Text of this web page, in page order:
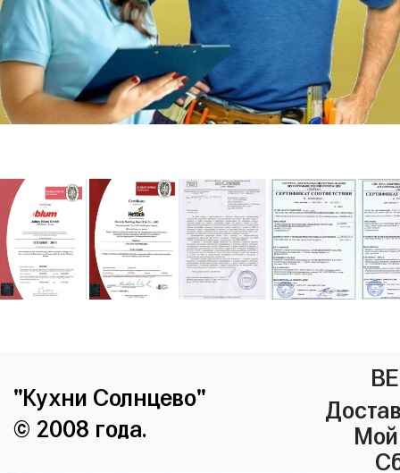
"Кухни Солнцево"
© 2008 года.